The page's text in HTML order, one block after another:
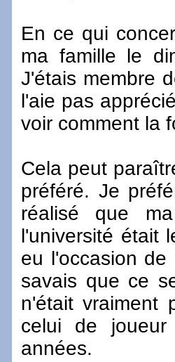
En ce qui
ma famille le
J'étais membre
l'aie pas
voir comment la
Cela peut
préféré. Je
réalisé que
l'université était
eu l'occasion de
savais que ce
n'était vraiment
celui de
années.